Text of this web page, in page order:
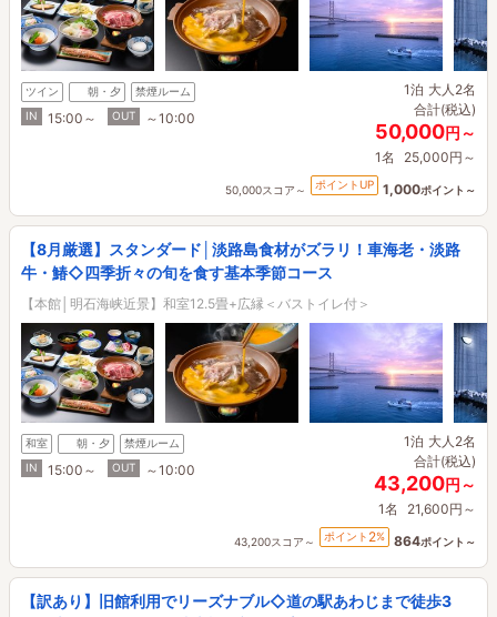
ツイン 朝・夕
禁煙ルーム
IN
15:00～ OUT ～10:00
1泊 大人2名
合計(税込)
50,000円～
1名 25,000円～
50,000スコア～ ポイントUP 1,000ポイント～
【8月厳選】スタンダード│淡路島食材がズラリ！車海老・淡路
牛・鰆◇四季折々の旬を食す基本季節コース
【本館│明石海峡近景】和室12.5畳+広縁＜バストイレ付＞
和室 朝・夕
禁煙ルーム
IN
15:00～ OUT ～10:00
1泊 大人2名
合計(税込)
43,200円～
1名 21,600円～
43,200スコア～ ポイント 2% 864ポイント～
【訳あり】旧館利用でリーズナブル◇道の駅あわじまで徒歩3